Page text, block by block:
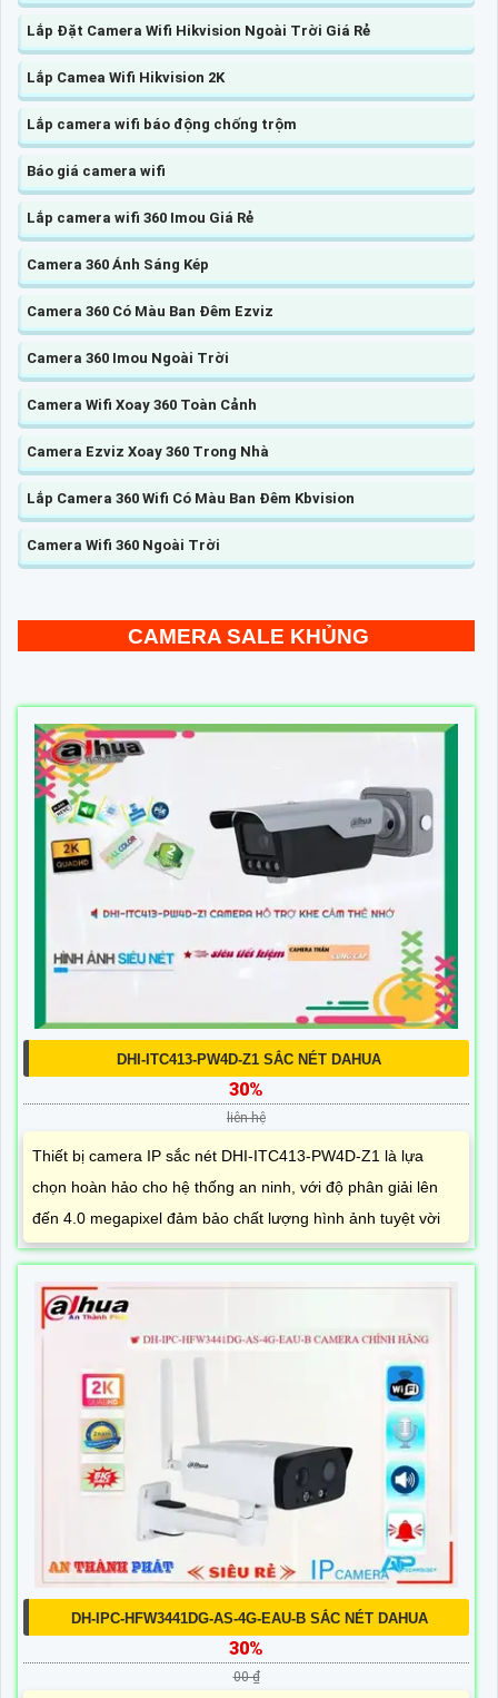
Lắp Đặt Camera Wifi Hikvision Ngoài Trời Giá Rẻ
Lắp Camea Wifi Hikvision 2K
Lắp camera wifi báo động chống trộm
Báo giá camera wifi
Lắp camera wifi 360 Imou Giá Rẻ
Camera 360 Ánh Sáng Kép
Camera 360 Có Màu Ban Đêm Ezviz
Camera 360 Imou Ngoài Trời
Camera Wifi Xoay 360 Toàn Cảnh
Camera Ezviz Xoay 360 Trong Nhà
Lắp Camera 360 Wifi Có Màu Ban Đêm Kbvision
Camera Wifi 360 Ngoài Trời
CAMERA SALE KHỦNG
DHI-ITC413-PW4D-Z1 SẮC NÉT DAHUA
30%
liên hệ
Thiết bị camera IP sắc nét DHI-ITC413-PW4D-Z1 là lựa
chọn hoàn hảo cho hệ thống an ninh, với độ phân giải lên
đến 4.0 megapixel đảm bảo chất lượng hình ảnh tuyệt vời
DH-IPC-HFW3441DG-AS-4G-EAU-B SẮC NÉT DAHUA
30%
00 ₫